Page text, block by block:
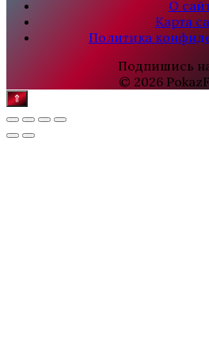
О
Карта
Политика
Подпишись
© 2026